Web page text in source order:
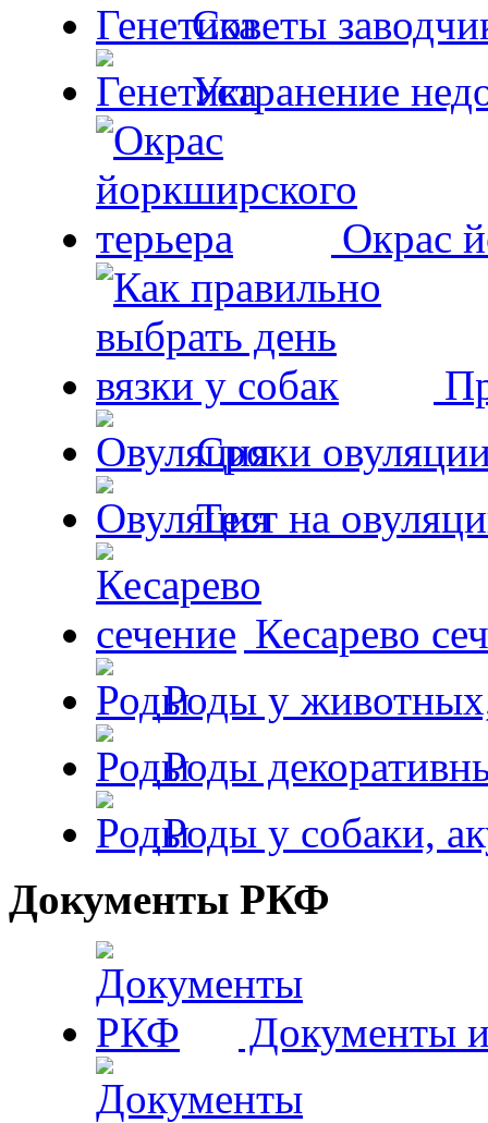
Советы
Устранение
Окрас
Сроки
Тест на
Кесарево
Роды у
Роды
Роды у собаки,
Документы РКФ
Документы